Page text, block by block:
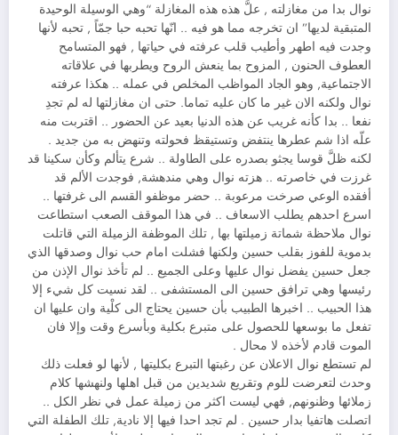
نوال بدا من مغازلته , علَّ هذه هذه المغازلة “وهي الوسيلة الوحيدة
المتبقية لديها” ان تخرجه مما هو فيه .. انّها تحبه حبا جمّاً , تحبه لأنها
وجدت فيه اطهر وأطيب قلب عرفته في حياتها , فهو المتسامح
العطوف الحنون , المزوح بما ينعش الروح ويطربها في علاقاته
الاجتماعية, وهو الجاد المواظب المخلص في عمله .. هكذا عرفته
نوال ولكنه الان غير ما كان عليه تماما. حتى ان مغازلتها له لم تجدِ
نفعا .. بدا كأنه غريب عن هذه الدنيا بعيد عن الحضور .. اقتربت منه
علّه اذا شم عطرها ينتفض وتستيقظ فحولته وتنهض به من جديد .
لكنه ظلَّ قوسا يجثو بصدره على الطاولة .. شرع يتألم وكأن سكينا قد
غرزت في خاصرته .. هزته نوال وهي مندهشة, فوجدت الألم قد
أفقده الوعي صرخت مرعوبة .. حضر موظفو القسم الى غرفتها ..
اسرع احدهم يطلب الاسعاف .. في هذا الموقف الصعب استطاعت
نوال ملاحظة شماتة زميلتها بها , تلك الموظفة الزميلة التي قاتلت
بدموية للفوز بقلب حسين ولكنها فشلت امام حب نوال وصدقها الذي
جعل حسين يفضل نوال عليها وعلى الجميع .. لم تأخذ نوال الإذن من
رئيسها وهي ترافق حسين الى المستشفى .. لقد نسيت كل شيء إلا
هذا الحبيب .. اخبرها الطبيب بأن حسين يحتاج الى كلْية وان عليها ان
تفعل ما بوسعها للحصول على متبرع بكلية وبأسرع وقت وإلا فان
الموت قادم لأخذه لا محال .
لم تستطع نوال الاعلان عن رغبتها التبرع بكليتها , لأنها لو فعلت ذلك
وحدث لتعرضت للوم وتقريع شديدين من قبل اهلها ولنهشها كلام
زملائها وظنونهم, فهي ليست اكثر من زميلة عمل في نظر الكل ..
اتصلت هاتفيا بدار حسين . لم تجد احدا فيها إلا نادية, تلك الطفلة التي